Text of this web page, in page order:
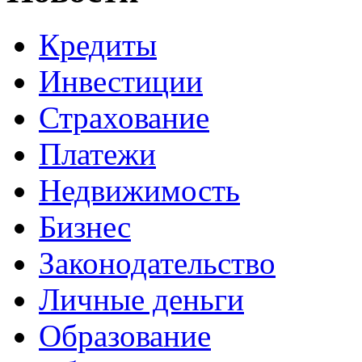
Кредиты
Инвестиции
Страхование
Платежи
Недвижимость
Бизнес
Законодательство
Личные деньги
Образование